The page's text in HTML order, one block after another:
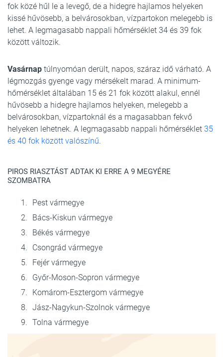
fok közé hűl le a levegő, de a hidegre hajlamos helyeken
kissé hűvösebb, a belvárosokban, vízpartokon melegebb is
lehet. A legmagasabb nappali hőmérséklet 34 és 39 fok
között változik.
Vasárnap túlnyomóan derült, napos, száraz idő várható. A
légmozgás gyenge vagy mérsékelt marad. A minimum-
hőmérséklet általában 15 és 21 fok között alakul, ennél
hűvösebb a hidegre hajlamos helyeken, melegebb a
belvárosokban, vízpartoknál és a magasabban fekvő
helyeken lehetnek. A legmagasabb nappali hőmérséklet 35
és 40 fok között valószínű.
PIROS RIASZTÁST ADTAK KI ERRE A 9 MEGYÉRE
SZOMBATRA
Pest vármegye
Bács-Kiskun vármegye
Békés vármegye
Csongrád vármegye
Fejér vármegye
Győr-Moson-Sopron vármegye
Komárom-Esztergom vármegye
Jász-Nagykun-Szolnok vármegye
Tolna vármegye